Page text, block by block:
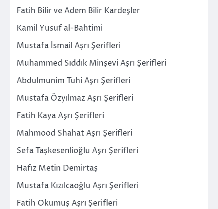
Fatih Bilir ve Adem Bilir Kardeşler
Kamil Yusuf al-Bahtimi
Mustafa İsmail Aşrı Şerifleri
Muhammed Sıddık Minşevi Aşrı Şerifleri
Abdulmunim Tuhi Aşrı Şerifleri
Mustafa Özyılmaz Aşrı Şerifleri
Fatih Kaya Aşrı Şerifleri
Mahmood Shahat Aşrı Şerifleri
Sefa Taşkesenlioğlu Aşrı Şerifleri
Hafız Metin Demirtaş
Mustafa Kızılcaoğlu Aşrı Şerifleri
Fatih Okumuş Aşrı Şerifleri